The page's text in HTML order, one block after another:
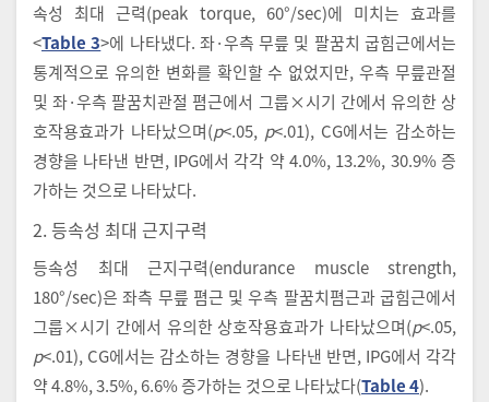
속성 최대 근력(peak torque, 60°/sec)에 미치는 효과를
<Table 3>에 나타냈다. 좌·우측 무릎 및 팔꿈치 굽힘근에서는
통계적으로 유의한 변화를 확인할 수 없었지만, 우측 무릎관절
및 좌·우측 팔꿈치관절 폄근에서 그룹×시기 간에서 유의한 상
호작용효과가 나타났으며(p<.05, p<.01), CG에서는 감소하는
경향을 나타낸 반면, IPG에서 각각 약 4.0%, 13.2%, 30.9% 증
가하는 것으로 나타났다.
2. 등속성 최대 근지구력
등속성 최대 근지구력(endurance muscle strength,
180°/sec)은 좌측 무릎 폄근 및 우측 팔꿈치폄근과 굽힘근에서
그룹×시기 간에서 유의한 상호작용효과가 나타났으며(p<.05,
p<.01), CG에서는 감소하는 경향을 나타낸 반면, IPG에서 각각
약 4.8%, 3.5%, 6.6% 증가하는 것으로 나타났다(Table 4).